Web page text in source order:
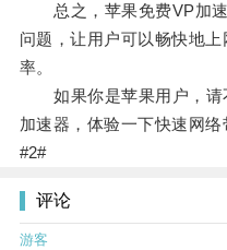
总之，苹果免费VP加速
问题，让用户可以畅快地
率。
如果你是苹果用户，请
加速器，体验一下快速网络
#2#
评论
游客